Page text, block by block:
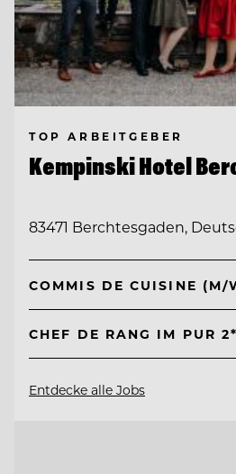
TOP ARBEITGEBER
Kempinski Hotel
83471 Berchtesgaden,
COMMIS DE CUISINE (M/
CHEF DE RANG IM PUR
Entdecke alle Jobs